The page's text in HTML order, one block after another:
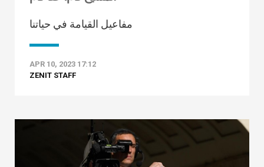
مفاعيل القيامة في حياتنا
APR 10, 2023 17:12
ZENIT STAFF